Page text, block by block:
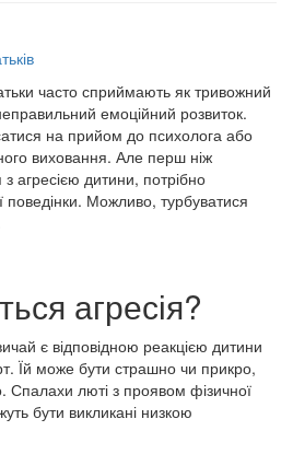
часто сприймають як тривожний
емоційний розвиток.
на прийом до психолога або
виховання. Але перш ніж
агресією дитини, потрібно
поведінки. Можливо, турбуватися
агресія?
є відповідною реакцією дитини
Їй може бути страшно чи прикро,
Спалахи люті з проявом фізичної
бути викликані низкою